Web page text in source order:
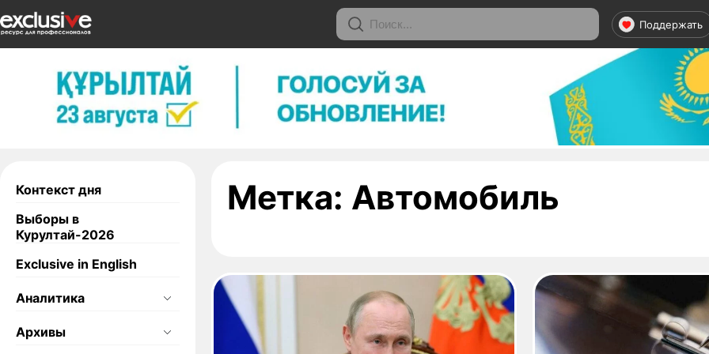
Поддержать
Контекст дня
Выборы в
Курултай-2026
Exclusive in English
Аналитика
Архивы
Метка: Автомобиль